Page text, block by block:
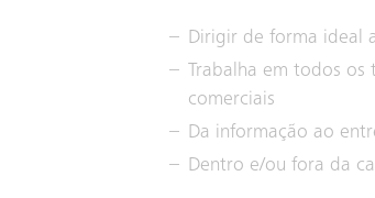
Dirigir de forma ideal
Trabalha em todos
comerciais
Da informação ao
Dentro e/ou fora da